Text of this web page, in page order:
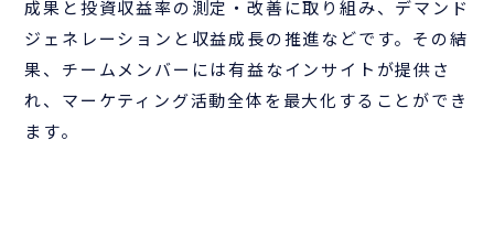
成果と投資収益率の測定・改善に取り組み、デマンド
ジェネレーションと収益成長の推進などです。その結
果、チームメンバーには有益なインサイトが提供さ
れ、マーケティング活動全体を最大化することができ
ます。